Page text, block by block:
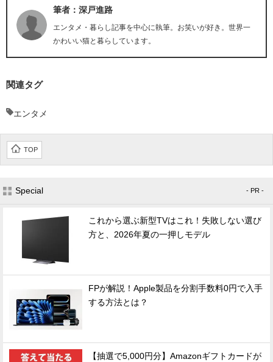
筆者：深戸進路
エンタメ・暮らし記事を中心に執筆。お笑いが好き。世界一
かわいい猫と暮らしています。
関連タグ
エンタメ
TOP
Special - PR -
これから選ぶ新型TVはこれ！失敗しない選び
方と、2026年夏の一押しモデル
FPが解説！Apple製品を分割手数料0円で入手
する方法とは？
【抽選で5,000円分】Amazonギフトカードが